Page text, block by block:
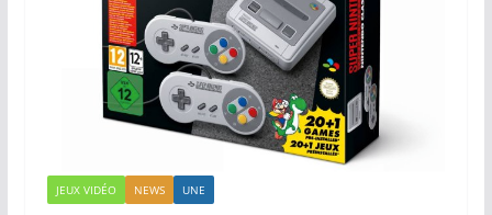
JEUX VIDÉO NEWS UNE